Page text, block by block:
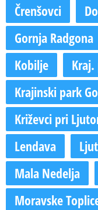
Črenšovci
Gornja Radgona
Kobilje
Krajinski park
Križevci pri
Lendava
Mala Nedelja
Moravske